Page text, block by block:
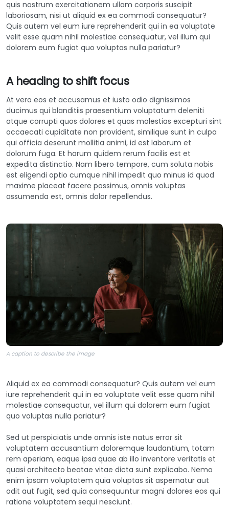
quis nostrum exercitationem ullam corporis suscipit
laboriosam, nisi ut aliquid ex ea commodi consequatur?
Quis autem vel eum iure reprehenderit qui in ea voluptate
velit esse quam nihil molestiae consequatur, vel illum qui
dolorem eum fugiat quo voluptas nulla pariatur?
A heading to shift focus
At vero eos et accusamus et iusto odio dignissimos
ducimus qui blanditiis praesentium voluptatum deleniti
atque corrupti quos dolores et quas molestias excepturi sint
occaecati cupiditate non provident, similique sunt in culpa
qui officia deserunt mollitia animi, id est laborum et
dolorum fuga. Et harum quidem rerum facilis est et
expedita distinctio. Nam libero tempore, cum soluta nobis
est eligendi optio cumque nihil impedit quo minus id quod
maxime placeat facere possimus, omnis voluptas
assumenda est, omnis dolor repellendus.
A caption to describe the image
Aliquid ex ea commodi consequatur? Quis autem vel eum
iure reprehenderit qui in ea voluptate velit esse quam nihil
molestiae consequatur, vel illum qui dolorem eum fugiat
quo voluptas nulla pariatur?
Sed ut perspiciatis unde omnis iste natus error sit
voluptatem accusantium doloremque laudantium, totam
rem aperiam, eaque ipsa quae ab illo inventore veritatis et
quasi architecto beatae vitae dicta sunt explicabo. Nemo
enim ipsam voluptatem quia voluptas sit aspernatur aut
odit aut fugit, sed quia consequuntur magni dolores eos qui
ratione voluptatem sequi nesciunt.